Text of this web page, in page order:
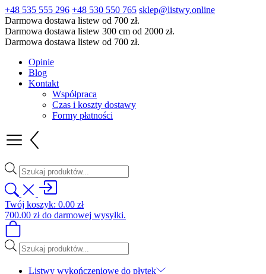
+48 535 555 296 +48 530 550 765 sklep@listwy.online
Darmowa dostawa listew od 700 zł.
Darmowa dostawa listew 300 cm od 2000 zł.
Darmowa dostawa listew od 700 zł.
Opinie
Blog
Kontakt
Współpraca
Czas i koszty dostawy
Formy płatności
Wyszukiwarka
produktów
Twój koszyk: 0.00 zł
700.00 złdo darmowej wysyłki.
Wyszukiwarka
produktów
Listwy wykończeniowe do płytek